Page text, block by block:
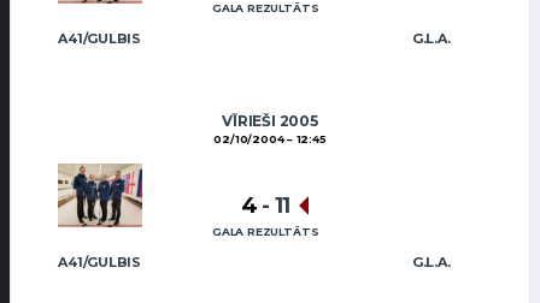
A41/GULBIS G.L.A.
GALA REZULTĀTS
VĪRIEŠI 2005
02/10/2004 12:45
A41/GULBIS G.L.A.
4 - 11
GALA REZULTĀTS